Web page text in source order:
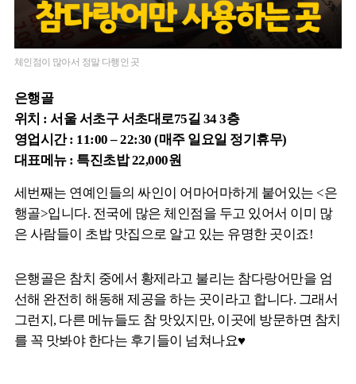
체인점이 많아서 정말 다행인 곳
은행골
위치 : 서울 서초구 서초대로75길 34 3층
영업시간 : 11:00 – 22:30 (매주 일요일 정기휴무)
대표메뉴 : 특진초밥 22,000원
세번째는 연예인들의 싸인이 어마어마하게 붙어있는 <은
행골>입니다. 전국에 많은 체인점을 두고 있어서 이미 많
은 사람들이 초밥 맛집으로 알고 있는 유명한 곳이죠!
은행골은 참치 중에서 황제라고 불리는 참다랑어만을 엄
선해 완전히 해동해 제공을 하는 곳이라고 합니다. 그래서
그런지, 다른 메뉴들도 참 맛있지만, 이곳에 방문하면 참치
를 꼭 맛봐야 한다는 후기들이 넘쳐나요♥